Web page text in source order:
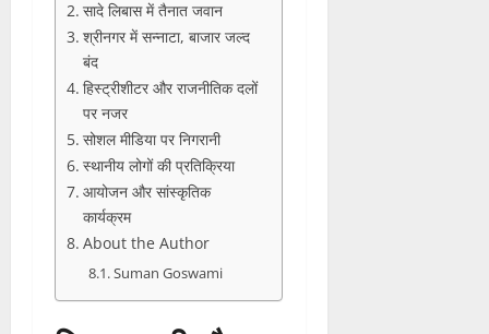
सादे लिबास में तैनात जवान
श्रीनगर में सन्नाटा, बाजार जल्द
बंद
हिस्ट्रीशीटर और राजनीतिक दलों
पर नजर
सोशल मीडिया पर निगरानी
स्थानीय लोगों की प्रतिक्रिया
आयोजन और सांस्कृतिक
कार्यक्रम
About the Author
Suman Goswami